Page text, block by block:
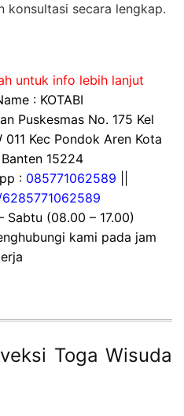
konsultasi secara lengkap.
untuk info lebih lanjut
: KOTABI
Puskesmas No. 175 Kel
Kec Pondok Aren Kota
15224
: 085771062589
Sabtu (08.00 – 17.00)
kami pada jam
Toga Wisuda